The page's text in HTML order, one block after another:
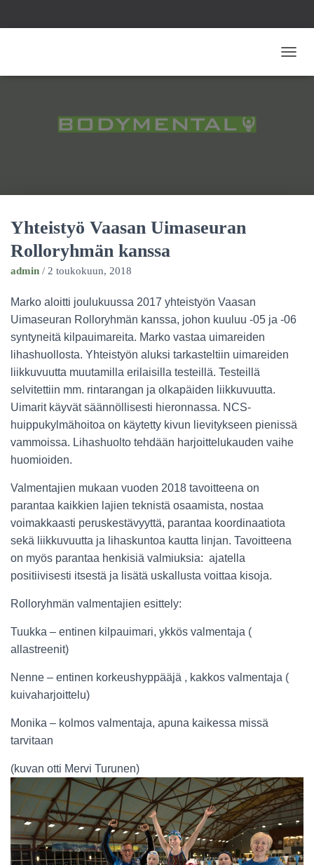
Yhteistyö Vaasan Uimaseuran
Rolloryhmän kanssa
admin / 2 toukokuun, 2018
Marko aloitti joulukuussa 2017 yhteistyön Vaasan
Uimaseuran Rolloryhmän kanssa, johon kuuluu -05 ja -06
syntyneitä kilpauimareita. Marko vastaa uimareiden
lihashuollosta. Yhteistyön aluksi tarkasteltiin uimareiden
liikkuvuutta muutamilla erilaisilla testeillä. Testeillä
selvitettiin mm. rintarangan ja olkapäiden liikkuvuutta.
Uimarit käyvät säännöllisesti hieronnassa. NCS-
huippukylmähoitoa on käytetty kivun lievitykseen pienissä
vammoissa. Lihashuolto tehdään harjoittelukauden vaihe
huomioiden.
Valmentajien mukaan vuoden 2018 tavoitteena on
parantaa kaikkien lajien teknistä osaamista, nostaa
voimakkaasti peruskestävyyttä, parantaa koordinaatiota
sekä liikkuvuutta ja lihaskuntoa kautta linjan. Tavoitteena
on myös parantaa henkisiä valmiuksia: ajatella
positiivisesti itsestä ja lisätä uskallusta voittaa kisoja.
Rolloryhmän valmentajien esittely:
Tuukka – entinen kilpauimari, ykkös valmentaja (
allastreenit)
Nenne – entinen korkeushyppääjä , kakkos valmentaja (
kuivaharjoittelu)
Monika – kolmos valmentaja, apuna kaikessa missä
tarvitaan
(kuvan otti Mervi Turunen)